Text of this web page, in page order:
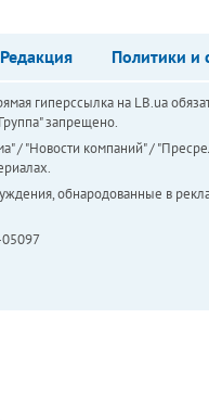
Редакция Политики и
гиперссылка на LB.ua
запрещено.
/ "Новости компаний" /
обнародованные в